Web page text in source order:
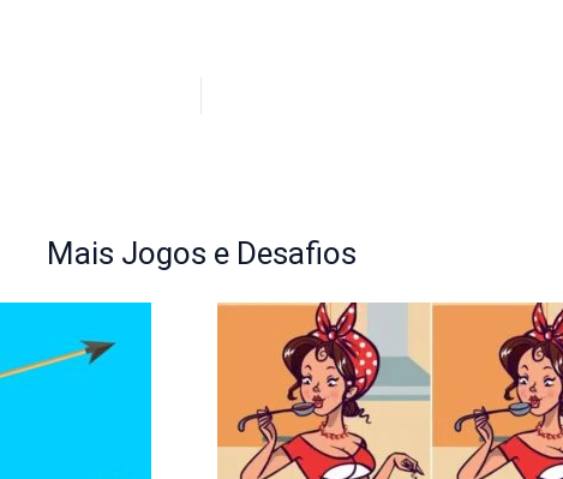
Mais Jogos e Desafios